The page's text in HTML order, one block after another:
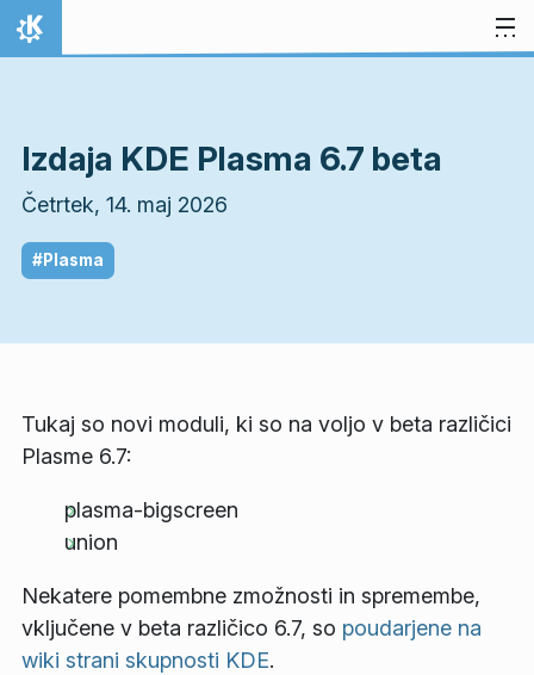
Preskoči na vsebino
Domov
Izdaja KDE Plasma 6.7 beta
Četrtek, 14. maj 2026
#Plasma
Tukaj so novi moduli, ki so na voljo v beta različici
Plasme 6.7:
plasma-bigscreen
union
Nekatere pomembne zmožnosti in spremembe,
vključene v beta različico 6.7, so poudarjene na
wiki strani skupnosti KDE.